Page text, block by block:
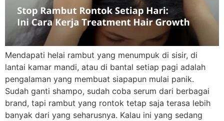
Mendapati helai rambut yang menumpuk di sisir, di
lantai kamar mandi, atau di bantal setiap pagi adalah
pengalaman yang membuat siapapun mulai panik.
Sudah ganti shampo, sudah coba serum dari berbagai
brand, tapi rambut yang rontok tetap saja terasa lebih
banyak dari yang seharusnya. Kalau ini yang sedang